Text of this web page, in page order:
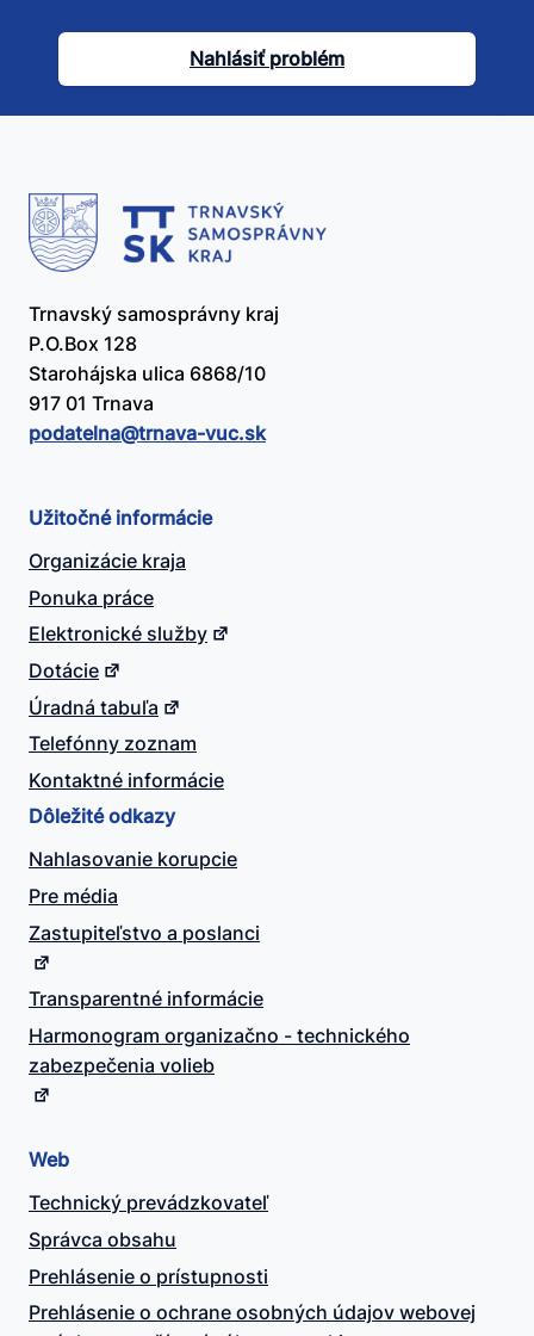
článok
užitočný?
Nahlásiť problém
Trnavský samosprávny kraj
P.O.Box 128
Starohájska ulica 6868/10
917 01 Trnava
podatelna@​trnava-vuc.sk
Užitočné informácie
Organizácie kraja
Ponuka práce
Elektronické služby
Dotácie
Úradná tabuľa
Telefónny zoznam
Kontaktné informácie
Dôležité odkazy
Nahlasovanie korupcie
Pre média
Zastupiteľstvo a poslanci
Transparentné informácie
Harmonogram organizačno - technického
zabezpečenia volieb
Web
Technický prevádzkovateľ
Správca obsahu
Prehlásenie o prístupnosti
Prehlásenie o ochrane osobných údajov webovej